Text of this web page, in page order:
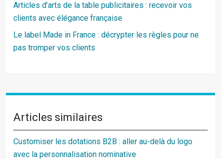
Articles d’arts de la table publicitaires : recevoir vos
clients avec élégance française
Le label Made in France : décrypter les règles pour ne
pas tromper vos clients
Articles similaires
Customiser les dotations B2B : aller au-delà du logo
avec la personnalisation nominative